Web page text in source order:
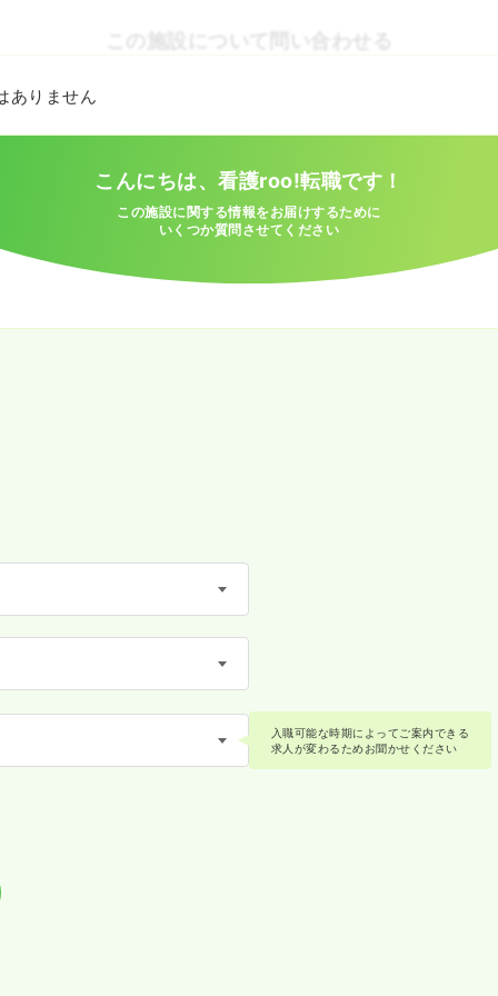
この施設について問い合わせる
ありません
こんにちは、看護roo!転職です！
この施設に関する情報をお届けするために
いくつか質問させてください
入職可能な時期によってご案内できる
求人が変わるためお聞かせください